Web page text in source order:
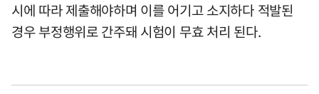
시에 따라 제출해야하며 이를 어기고 소지하다 적발된
경우 부정행위로 간주돼 시험이 무효 처리 된다.